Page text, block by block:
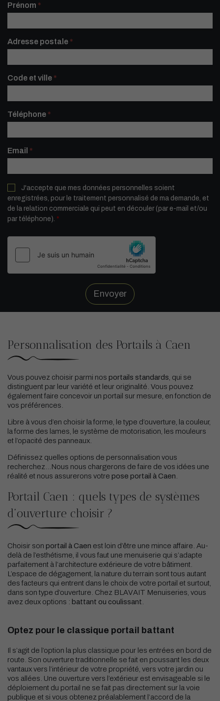
Prénom *
Adresse postale *
Code et ville *
Téléphone *
Email *
J'accepte que mes données personnelles soient
enregistrées, pour le traitement personnalisé de ma demande, et
de la relation commerciale qui peut en découler (par e-mail et/ou
par téléphone). *
Envoyer
Personnalisation des Portails à Caen
Vous pouvez choisir parmi nos portails standards , qui se
distinguent par leur variété et leur originalité. Vous pouvez
également faire concevoir un portail sur mesure, en fonction de
vos préférences.
Libre à vous d’en choisir la forme, le type d’ouverture, la couleur,
la forme des lames, le système de motorisation, les mouleurs
et l’opacité des panneaux.
Définissez quelles options de personnalisation vous
recherchez…Nous nous chargerons de faire de vos idées une
réalité et nous assurerons votre pose portail à Caen
Portail Caen : quels types de systèmes
d’ouverture choisir ?
Choisir son portail à Caen est loin d’être une mince affaire. Au-
delà de l’esthétisme, il vous faut une menuiserie qui s’adapte
parfaitement à l’architecture extérieure de votre bâtiment.
L’espace de dégagement, la nature du terrain sont tous autant
des facteurs qui entrent dans le choix de votre portail et surtout,
dans son type d’ouverture. Chez BLAVAIT Menuiseries, vous
avez deux options : battant ou coulissant
Optez pour le classique portail battant
Il s’agit de l’option la plus classique pour les entrées en bord de
route. Son ouverture traditionnelle se fait en poussant les deux
vantaux vers l’intérieur de votre propriété, vers votre jardin ou
vos allées. Une ouverture vers l’extérieur est envisageable si le
déploiement du portail ne se fait pas directement sur la voie
publique et si vous obtenez préalablement l’accord de la